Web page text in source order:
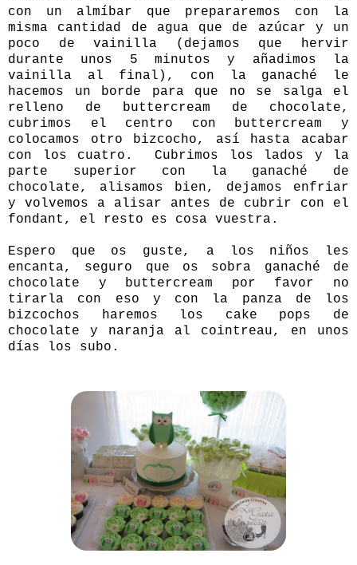
con un almíbar que prepararemos con la
misma cantidad de agua que de azúcar y un
poco de vainilla (dejamos que hervir
durante unos 5 minutos y añadimos la
vainilla al final), con la ganaché le
hacemos un borde para que no se salga el
relleno de buttercream de chocolate,
cubrimos el centro con buttercream y
colocamos otro bizcocho, así hasta acabar
con los cuatro. Cubrimos los lados y la
parte superior con la ganaché de
chocolate, alisamos bien, dejamos enfriar
y volvemos a alisar antes de cubrir con el
fondant, el resto es cosa vuestra.
Espero que os guste, a los niños les
encanta, seguro que os sobra ganaché de
chocolate y buttercream por favor no
tirarla con eso y con la panza de los
bizcochos haremos los cake pops de
chocolate y naranja al cointreau, en unos
días los subo.